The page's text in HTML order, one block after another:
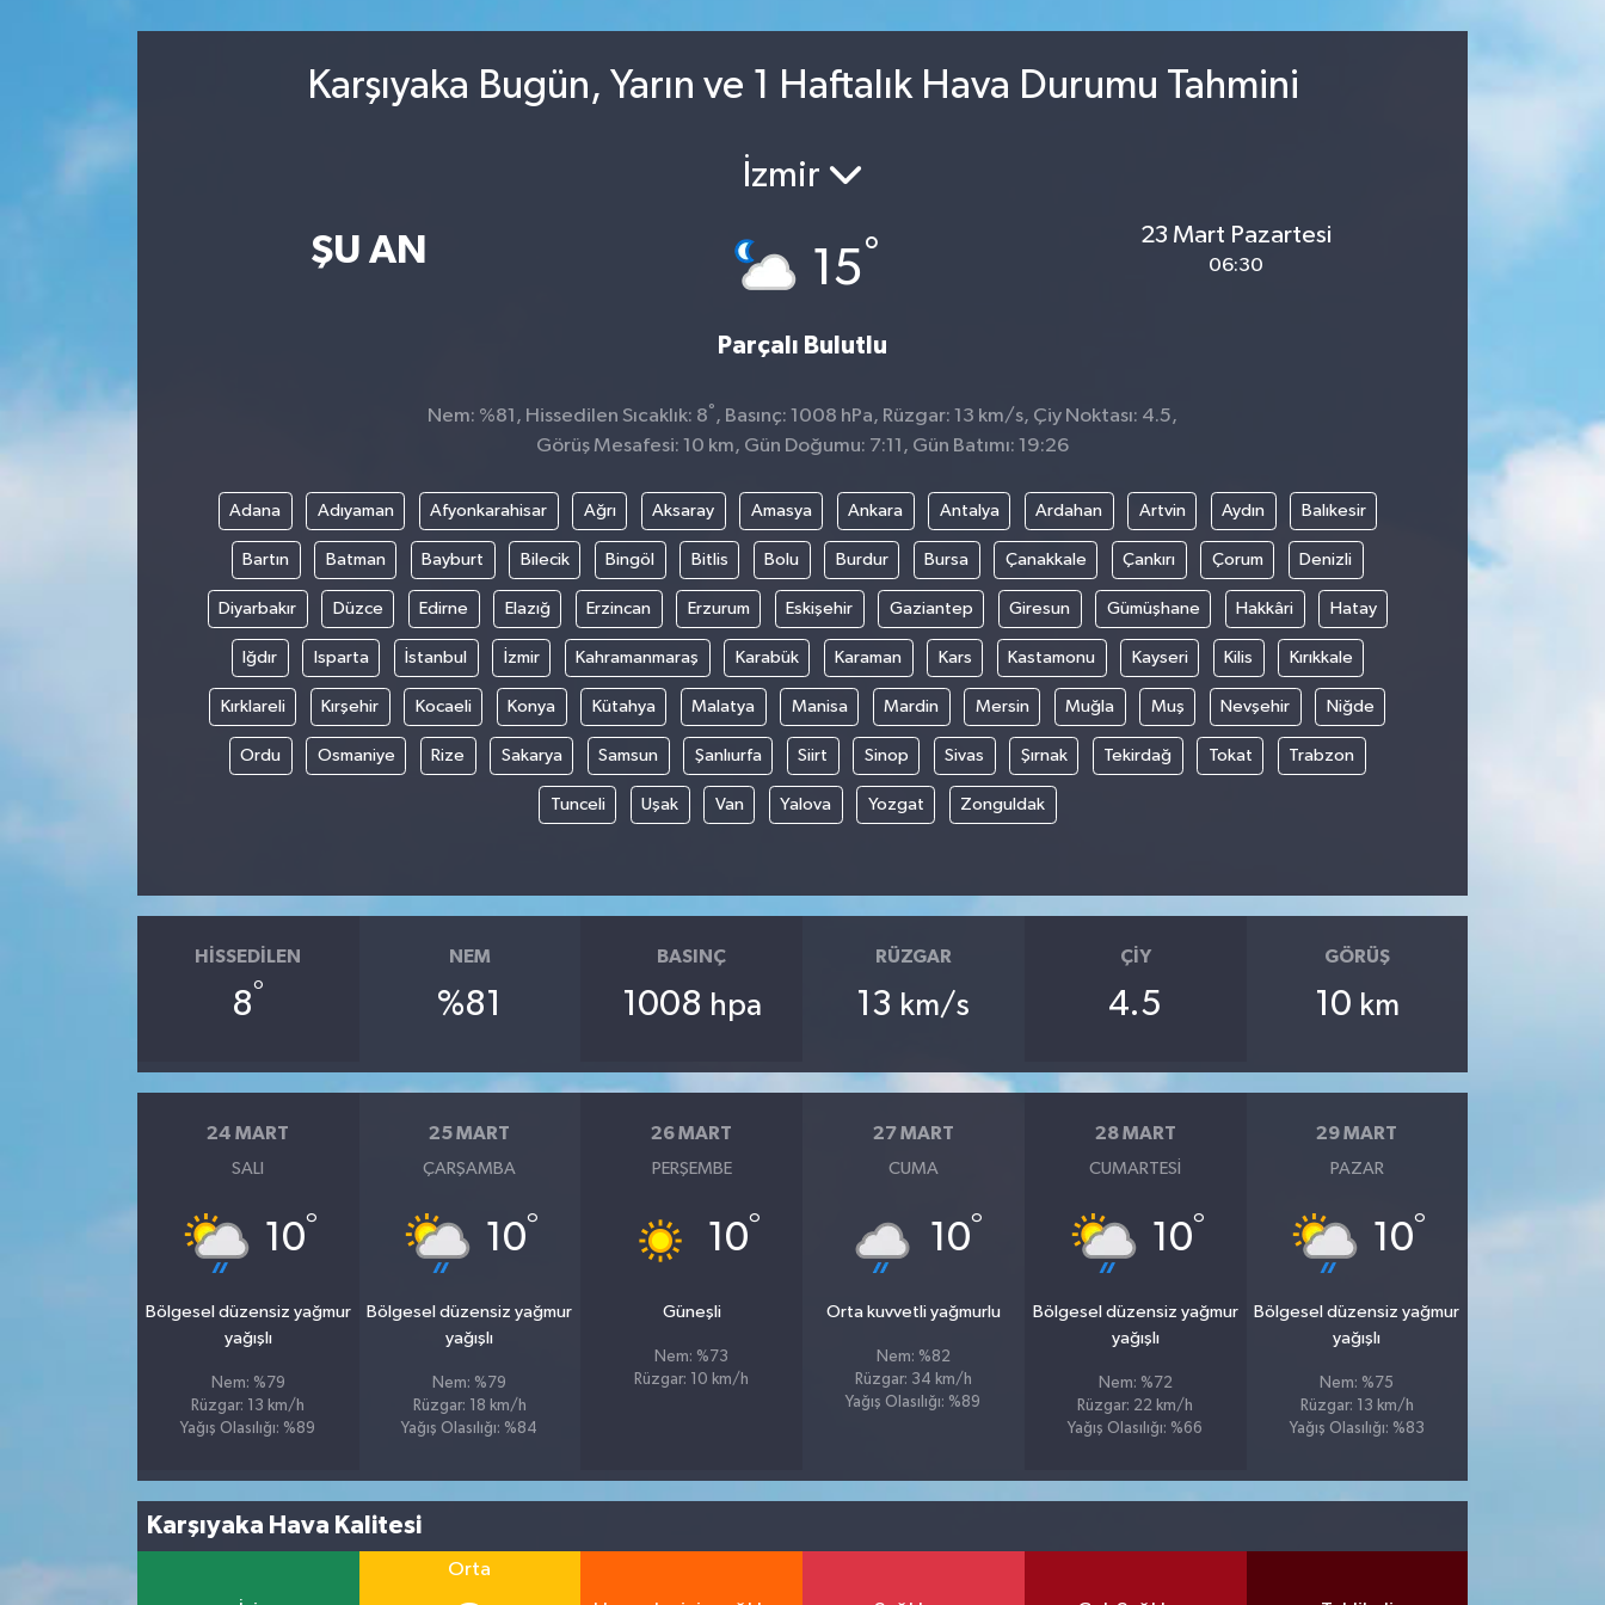
Karşıyaka Bugün, Yarın ve 1 Haftalık Hava Durumu Tahmini
ŞU AN
İzmir
15°
Parçalı Bulutlu
23 Mart Pazartesi
06:30
Nem: %81, Hissedilen Sıcaklık: 8° , Basınç: 1008 hPa, Rüzgar: 13 km/s, Çiy Noktası: 4.5,
Görüş Mesafesi: 10 km, Gün Doğumu: 7:11, Gün Batımı: 19:26
Adana Adıyaman Afyonkarahisar Ağrı Aksaray Amasya Ankara Antalya Ardahan Artvin Aydın Balıkesir
Bartın Batman Bayburt Bilecik Bingöl Bitlis Bolu Burdur Bursa Çanakkale Çankırı Çorum Denizli
Diyarbakır Düzce Edirne Elazığ Erzincan Erzurum Eskişehir Gaziantep Giresun Gümüşhane Hakkâri Hatay
Iğdır Isparta İstanbul İzmir Kahramanmaraş Karabük Karaman Kars Kastamonu Kayseri Kilis Kırıkkale
Kırklareli Kırşehir Kocaeli Konya Kütahya Malatya Manisa Mardin Mersin Muğla Muş Nevşehir Niğde
Ordu Osmaniye Rize Sakarya Samsun Şanlıurfa Siirt Sinop Sivas Şırnak Tekirdağ Tokat Trabzon
Tunceli Uşak Van Yalova Yozgat Zonguldak
HISSEDILEN
8°
NEM
%81
BASINÇ
1008 hpa
RÜZGAR
13 km/s
ÇIY
4.5
GÖRÜŞ
10 km
24 MART
SALI
10°
Bölgesel düzensiz yağmur
yağışlı
Nem: %79
Rüzgar: 13 km/h
Yağış Olasılığı: %89
25 MART
ÇARŞAMBA
10°
Bölgesel düzensiz yağmur
yağışlı
Nem: %79
Rüzgar: 18 km/h
Yağış Olasılığı: %84
26 MART
PERŞEMBE
10°
Güneşli
Nem: %73
Rüzgar: 10 km/h
27 MART
CUMA
10°
Orta kuvvetli yağmurlu
Nem: %82
Rüzgar: 34 km/h
Yağış Olasılığı: %89
28 MART
CUMARTESI
10°
Bölgesel düzensiz yağmur
yağışlı
Nem: %72
Rüzgar: 22 km/h
Yağış Olasılığı: %66
29 MART
PAZAR
10°
Bölgesel düzensiz yağmur
yağışlı
Nem: %75
Rüzgar: 13 km/h
Yağış Olasılığı: %83
Karşıyaka Hava Kalitesi
Orta